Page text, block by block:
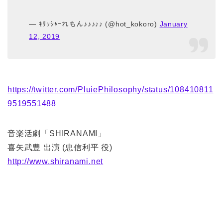
— ｷﾘｯｼｬｰれもん♪♪♪♪♪ (@hot_kokoro) January
12, 2019
https://twitter.com/PluiePhilosophy/status/108410811
9519551488
音楽活劇「SHIRANAMI」
喜矢武豊 出演 (忠信利平 役)
http://www.shiranami.net